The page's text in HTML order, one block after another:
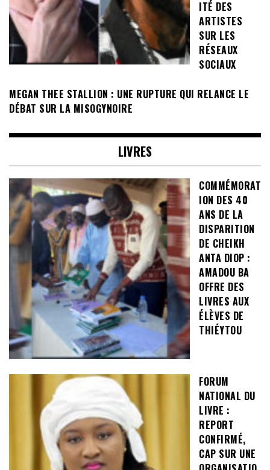
ITÉ DES
ARTISTES
SUR LES
RÉSEAUX
SOCIAUX
MEGAN THEE STALLION : UNE RUPTURE QUI RELANCE LE
DÉBAT SUR LA MISOGYNOIRE
LIVRES
COMMÉMORAT
ION DES 40
ANS DE LA
DISPARITION
DE CHEIKH
ANTA DIOP :
AMADOU BA
OFFRE DES
LIVRES AUX
ÉLÈVES DE
THIÉYTOU
FORUM
NATIONAL DU
LIVRE :
REPORT
CONFIRMÉ,
CAP SUR UNE